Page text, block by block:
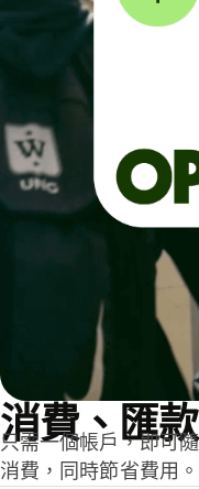
消費、匯
只需一個帳戶，即可
消費，同時節省費用。